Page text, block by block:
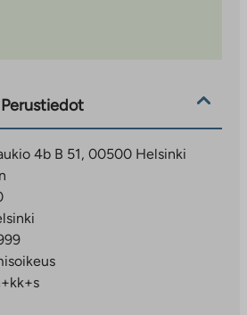
Perustiedot
4b B 51, 00500 Helsinki